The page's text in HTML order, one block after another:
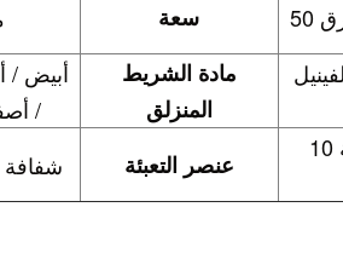
سعة
أبيض /
/
مادة الشريط
المنزلق
حقيبة OPP شفافة عنصر التعبئة
10 قطعة/حقيبة